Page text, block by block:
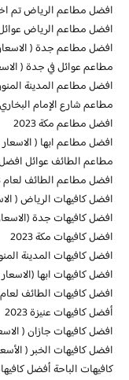
افضل مطاعم الرياض تم
افضل مطاعم الرياض عوائل
افضل مطاعم جدة (
مطاعم عوائل في جدة (
افضل مطاعم المدينة
مطاعم شارع الإمام البخاري المدينة
افضل مطاعم مكة 2023
افضل مطاعم ابها (
مطاعم الطائف عوائل افضل 10
افضل مطاعم الطائف لعام 2023
افضل كافيهات الرياض (
افضل كافيهات جدة
افضل كافيهات مكة 2023
افضل كافيهات المدينة
افضل كافيهات ابها
افضل كافيهات الطائف لعام 2023
أفضل كافيهات عنيزة 2023
افضل كافيهات جازان (
افضل كافيهات الخبر (
كافيهات الباحة أفضل